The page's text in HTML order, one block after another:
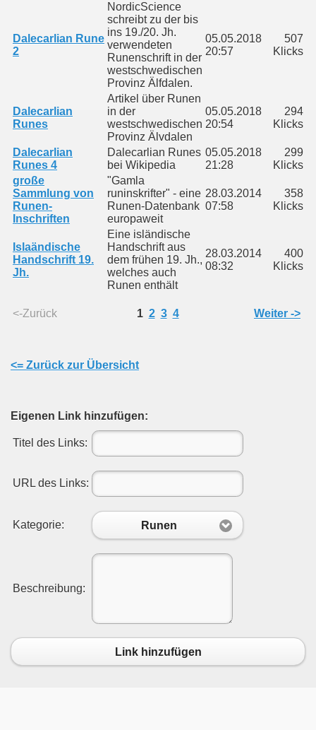
Dalecarlian Rune
2
NordicScience
schreibt zu der bis
ins 19./20. Jh.
verwendeten
Runenschrift in der
westschwedischen
Provinz Älfdalen.
05.05.2018
20:57
507
Klicks
Dalecarlian
Runes
Artikel über Runen
in der
westschwedischen
Provinz Älvdalen
05.05.2018
20:54
294
Klicks
Dalecarlian
Runes 4
Dalecarlian Runes
bei Wikipedia
05.05.2018
21:28
299
Klicks
große
Sammlung von
Runen-
Inschriften
"Gamla
runinskrifter" - eine
Runen-Datenbank
europaweit
28.03.2014
07:58
358
Klicks
Islaändische
Handschrift 19.
Jh.
Eine isländische
Handschrift aus
dem frühen 19. Jh.,
welches auch
Runen enthält
28.03.2014
08:32
400
Klicks
<-Zurück 1 2 3 4 Weiter ->
<= Zurück zur Übersicht
Eigenen Link hinzufügen:
Titel des Links:
URL des Links:
Kategorie: Runen
Beschreibung:
Link hinzufügen